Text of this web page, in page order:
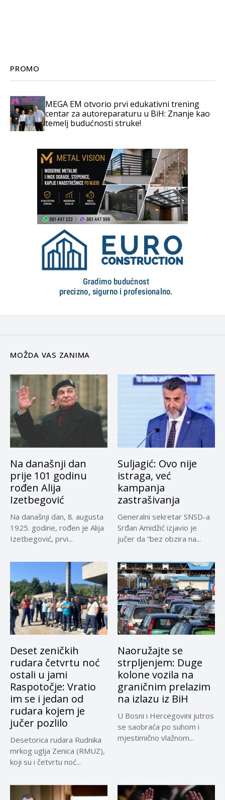
PROMO
MEGA EM otvorio prvi edukativni trening
centar za autoreparaturu u BiH: Znanje kao
temelj budućnosti struke!
MOŽDA VAS ZANIMA
Na današnji dan
prije 101 godinu
rođen Alija
Izetbegović
Na današnji dan, 8. augusta
1925. godine, rođen je Alija
Izetbegović, prvi...
Suljagić: Ovo nije
istraga, već
kampanja
zastrašivanja
Generalni sekretar SNSD-a
Srđan Amidžić izjavio je
jučer da “bez obzira na...
Deset zeničkih
rudara četvrtu noć
ostali u jami
Raspotočje: Vratio
im se i jedan od
rudara kojem je
jučer pozlilo
Desetorica rudara Rudnika
mrkog uglja Zenica (RMUZ),
koji su i četvrtu noć...
Naoružajte se
strpljenjem: Duge
kolone vozila na
graničnim prelazim
na izlazu iz BiH
U Bosni i Hercegovini jutros
se saobraća po suhom i
mjestimično vlažnom...